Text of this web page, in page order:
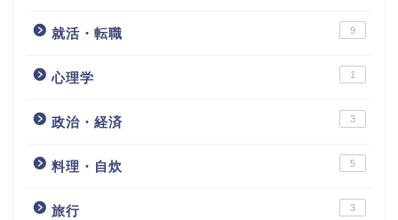
就活・転職 9
心理学 1
政治・経済 3
料理・自炊 5
旅行 3